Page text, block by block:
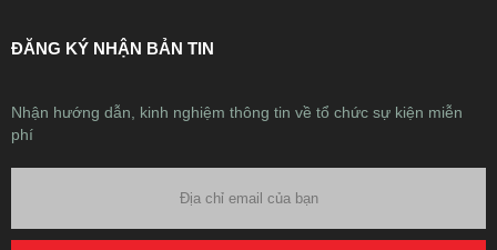
ĐĂNG KÝ NHẬN BẢN TIN
Nhận hướng dẫn, kinh nghiệm thông tin về tổ chức sự kiện miễn
phí